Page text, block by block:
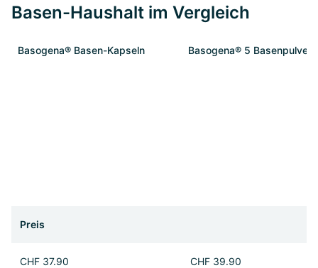
Basen-Haushalt im Vergleich
Basogena® Basen-Kapseln Basogena® 5 Basenpulver
Preis
CHF 37.90 CHF 39.90